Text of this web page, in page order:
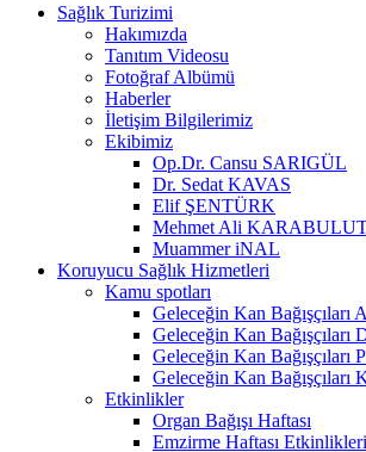
Sağlık Turizimi
Hakımızda
Tanıtım Videosu
Fotoğraf Albümü
Haberler
İletişim Bilgilerimiz
Ekibimiz
Op.Dr. Cansu SARIGÜL
Dr. Sedat KAVAS
Elif ŞENTÜRK
Mehmet Ali
Muammer iNAL
Koruyucu Sağlık Hizmetleri
Kamu spotları
Geleceğin Kan Bağışçıları
Geleceğin Kan Bağışçıları
Geleceğin Kan Bağışçıları
Geleceğin Kan Bağışçıları
Etkinlikler
Organ Bağışı Haftası
Emzirme Haftası Etkinlikleri